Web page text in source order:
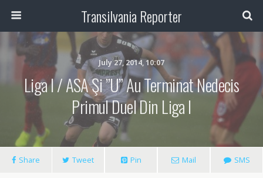
Transilvania Reporter
July 27, 2014, 10:07
Liga I / ASA Şi ”U” Au Terminat Nedecis
Primul Duel Din Liga I
Share Tweet Pin Mail SMS